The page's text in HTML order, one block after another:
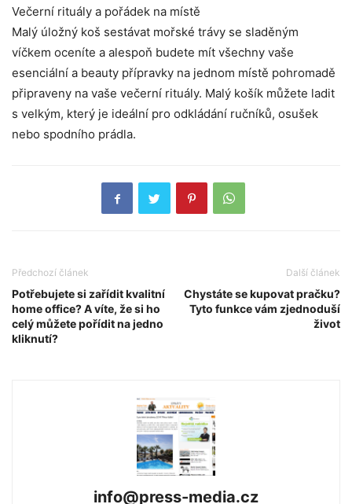
Večerní rituály a pořádek na místě
Malý úložný koš sestávat mořské trávy se sladěným
víčkem oceníte a alespoň budete mít všechny vaše
esenciální a beauty přípravky na jednom místě pohromadě
připraveny na vaše večerní rituály. Malý košík můžete ladit
s velkým, který je ideální pro odkládání ručníků, osušek
nebo spodního prádla.
Předchozí článek
Potřebujete si zařídit kvalitní
home office? A víte, že si ho
celý můžete pořídit na jedno
kliknutí?
Další článek
Chystáte se kupovat pračku?
Tyto funkce vám zjednoduší
život
info@press-media.cz